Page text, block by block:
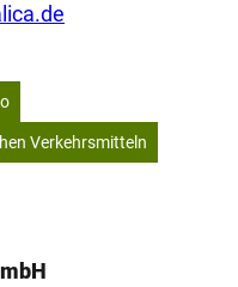
Verkehrsmitteln